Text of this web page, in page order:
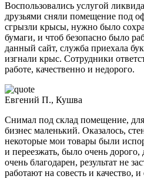
Воспользовались услугой
друзьями сняли помещение под
сгрызли крысы, нужно было
бумаги, и чтоб безопасно было
данный сайт, служба приехала
изгнали крыс. Сотрудники
работе, качественно и недорого.
Евгений П., Кушва
Снимал под склад помещение,
бизнес маленький. Оказалось,
некоторые мои товары были
и переезжать, было очень дорого,
очень благодарен, результат не
работают на совесть и качество,